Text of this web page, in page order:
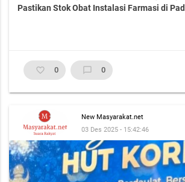
Pastikan Stok Obat Instalasi Farmasi di
favorite_border 0 chat_bubble_outline 0
New Masyarakat.net
03 Des 2025 - 15:42:46